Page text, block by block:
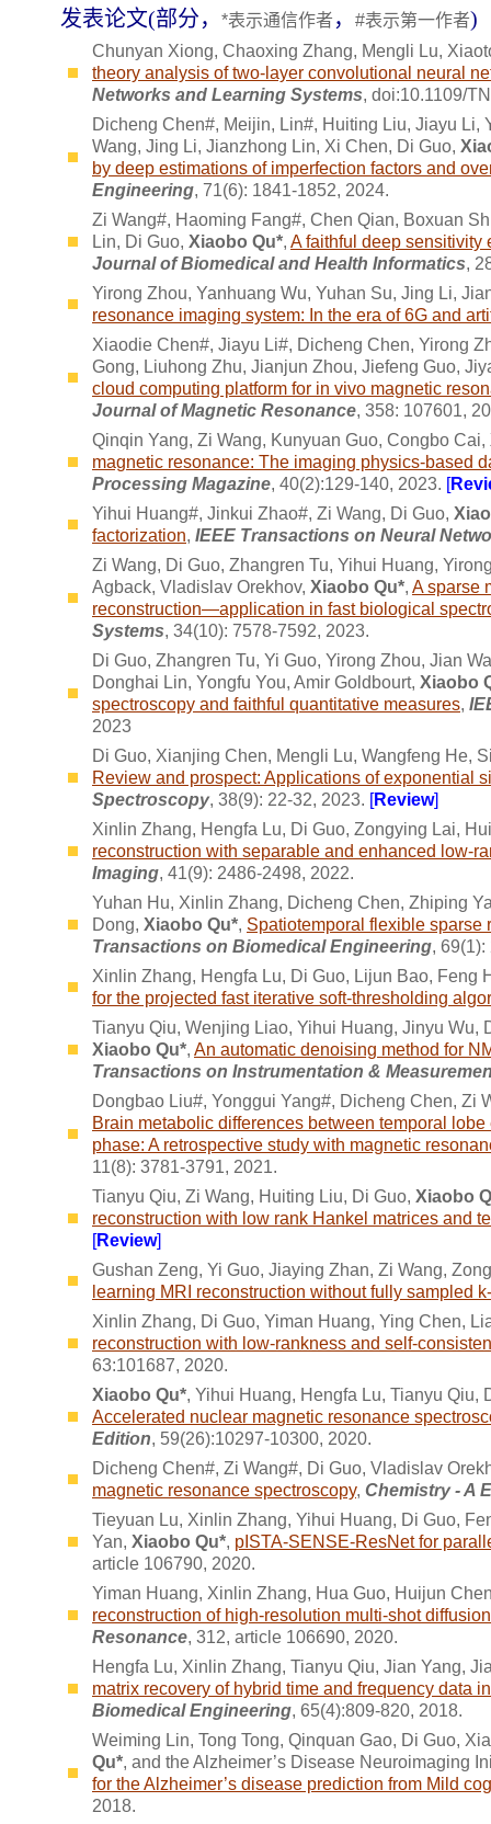
发表论文(部分， *表示通信作者 ， #表示第一作者)
Chunyan Xiong, Chaoxing Zhang, Mengli Lu,
theory analysis of two-layer convolutional neural
Networks and Learning Systems, doi:10.1109/
Dicheng Chen#, Meijin, Lin#, Huiting Liu, Jiayu
Wang, Jing Li, Jianzhong Lin, Xi Chen, Di Guo,
by deep estimations of imperfection factors and
Engineering, 71(6): 1841-1852, 2024.
Zi Wang#, Haoming Fang#, Chen Qian, Boxuan
Lin, Di Guo, Xiaobo Qu*, A faithful deep sensitivity
Journal of Biomedical and Health Informatics,
Yirong Zhou, Yanhuang Wu, Yuhan Su, Jing Li,
resonance imaging system: In the era of 6G and
Xiaodie Chen#, Jiayu Li#, Dicheng Chen, Yirong
Gong, Liuhong Zhu, Jianjun Zhou, Jiefeng Guo,
cloud computing platform for in vivo magnetic
Journal of Magnetic Resonance, 358: 107601,
Qinqin Yang, Zi Wang, Kunyuan Guo, Congbo Cai,
magnetic resonance: The imaging physics-based
Processing Magazine, 40(2):129-140, 2023. [
Yihui Huang#, Jinkui Zhao#, Zi Wang, Di Guo,
factorization, IEEE Transactions on Neural
Zi Wang, Di Guo, Zhangren Tu, Yihui Huang,
Agback, Vladislav Orekhov, Xiaobo Qu*, A sparse
reconstruction—application in fast biological
Systems, 34(10): 7578-7592, 2023.
Di Guo, Zhangren Tu, Yi Guo, Yirong Zhou, Jian
Donghai Lin, Yongfu You, Amir Goldbourt, Xiaobo
spectroscopy and faithful quantitative measures,
2023
Di Guo, Xianjing Chen, Mengli Lu, Wangfeng He,
Review and prospect: Applications of exponential
Spectroscopy, 38(9): 22-32, 2023. [Review]
Xinlin Zhang, Hengfa Lu, Di Guo, Zongying Lai,
reconstruction with separable and enhanced low-
Imaging, 41(9): 2486-2498, 2022.
Yuhan Hu, Xinlin Zhang, Dicheng Chen, Zhiping
Dong, Xiaobo Qu*, Spatiotemporal flexible sparse
Transactions on Biomedical Engineering, 69(1):
Xinlin Zhang, Hengfa Lu, Di Guo, Lijun Bao, Feng
for the projected fast iterative soft-thresholding
Tianyu Qiu, Wenjing Liao, Yihui Huang, Jinyu
Xiaobo Qu*, An automatic denoising method for
Transactions on Instrumentation &
Dongbao Liu#, Yonggui Yang#, Dicheng Chen, Zi
Brain metabolic differences between temporal
phase: A retrospective study with magnetic
11(8): 3781-3791, 2021.
Tianyu Qiu, Zi Wang, Huiting Liu, Di Guo, Xiaobo
reconstruction with low rank Hankel matrices and
[Review]
Gushan Zeng, Yi Guo, Jiaying Zhan, Zi Wang,
learning MRI reconstruction without fully sampled
Xinlin Zhang, Di Guo, Yiman Huang, Ying Chen,
reconstruction with low-rankness and self-
63:101687, 2020.
Xiaobo Qu*, Yihui Huang, Hengfa Lu, Tianyu Qiu,
Accelerated nuclear magnetic resonance
Edition, 59(26):10297-10300, 2020.
Dicheng Chen#, Zi Wang#, Di Guo, Vladislav
magnetic resonance spectroscopy, Chemistry - A
Tieyuan Lu, Xinlin Zhang, Yihui Huang, Di Guo,
Yan, Xiaobo Qu*, pISTA-SENSE-ResNet for
article 106790, 2020.
Yiman Huang, Xinlin Zhang, Hua Guo, Huijun
reconstruction of high-resolution multi-shot
Resonance, 312, article 106690, 2020.
Hengfa Lu, Xinlin Zhang, Tianyu Qiu, Jian Yang,
matrix recovery of hybrid time and frequency data
Biomedical Engineering, 65(4):809-820, 2018.
Weiming Lin, Tong Tong, Qinquan Gao, Di Guo,
Qu*, and the Alzheimer’s Disease Neuroimaging
for the Alzheimer’s disease prediction from Mild
2018.